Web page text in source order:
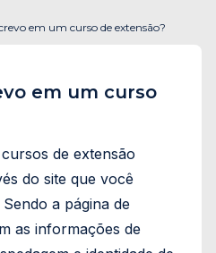
em um curso de extensão?
em um curso
de extensão
do site que você
a página de
as informações de